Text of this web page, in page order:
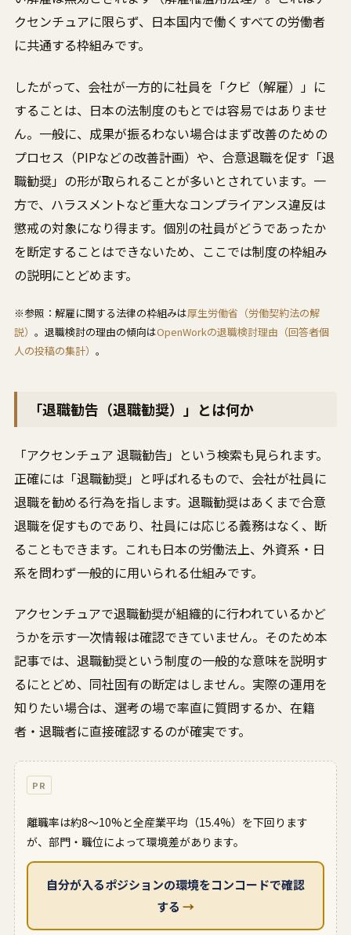
クセンチュアに限らず、日本国内で働くすべての労働者
に共通する枠組みです。
したがって、会社が一方的に社員を「クビ（解雇）」に
することは、日本の法制度のもとでは容易ではありませ
ん。一般に、成果が振るわない場合はまず改善のための
プロセス（PIPなどの改善計画）や、合意退職を促す「退
職勧奨」の形が取られることが多いとされています。一
方で、ハラスメントなど重大なコンプライアンス違反は
懲戒の対象になり得ます。個別の社員がどうであったか
を断定することはできないため、ここでは制度の枠組み
の説明にとどめます。
※参照：解雇に関する法律の枠組みは厚生労働省（労働契約法の解
説） 。退職検討の理由の傾向はOpenWorkの退職検討理由（回答者個
人の投稿の集計） 。
「退職勧告（退職勧奨）」とは何か
「アクセンチュア 退職勧告」という検索も見られます。
正確には「退職勧奨」と呼ばれるもので、会社が社員に
退職を勧める行為を指します。退職勧奨はあくまで合意
退職を促すものであり、社員には応じる義務はなく、断
ることもできます。これも日本の労働法上、外資系・日
系を問わず一般的に用いられる仕組みです。
アクセンチュアで退職勧奨が組織的に行われているかど
うかを示す一次情報は確認できていません。そのため本
記事では、退職勧奨という制度の一般的な意味を説明す
るにとどめ、同社固有の断定はしません。実際の運用を
知りたい場合は、選考の場で率直に質問するか、在籍
者・退職者に直接確認するのが確実です。
PR
離職率は約8〜10%と全産業平均（15.4%）を下回ります
が、部門・職位によって環境差があります。
自分が入るポジションの環境をコンコードで確認
する →